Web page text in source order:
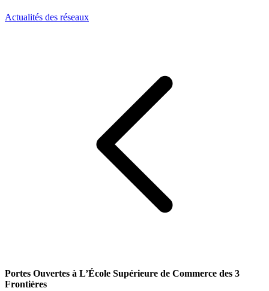
Actualités des réseaux
Portes Ouvertes à L’École Supérieure de Commerce des 3
Frontières